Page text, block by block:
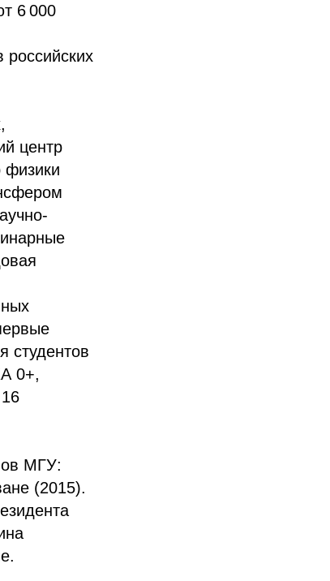
6 000
российских
центр
физики
студентов
0+,
МГУ:
(2015).